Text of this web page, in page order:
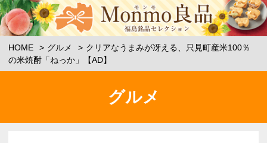
HOME グルメ
クリアなうまみが冴える、只見町産米100％
の米焼酎「ねっか」【AD】
グルメ